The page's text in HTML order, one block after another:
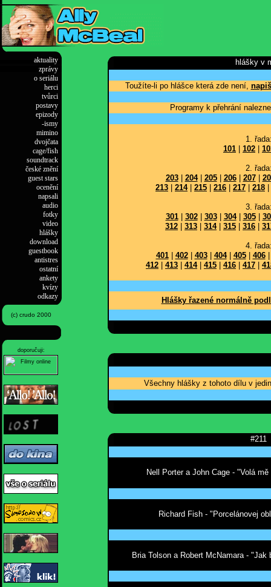
aktuality
zprávy
o seriálu
herci
tvůrci
postavy
epizody
-ismy
mimino
dvojčata
cage/fish
soundtrack
české znění
guest stars
ocenění
napsali
audio
fotky
video
hlášky
download
guestbook
antistres
ostatní
ankety
kvízy
odkazy
(c) crudo 2000
doporučuji:
hlášky v
Toužíte-li po hlášce která zde není,
Programy k přehrání
1.
101
102
2.
203| 204| 205| 206| 207|
213
214| 215 216 217 218
3.
301| 302| 303| 304| 305|
312
313 314| 315 316
4.
401| 402| 403| 404| 405| 406
412
413 414| 415 416 417
Hlášky řazené normálně
Všechny hlášky z tohoto dílu v
#211
Nell Porter a John Cage - "Volá
Richard Fish - "Porcelánovej
Bria Tolson a Robert McNamara - "Jak